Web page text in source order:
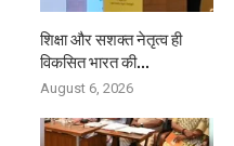
शिक्षा और सशक्त नेतृत्व ही
विकसित भारत की...
August 6, 2026